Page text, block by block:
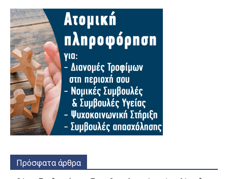
Πρόσφατα άρθρα